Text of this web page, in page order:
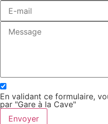
En validant ce formulaire,
par "Gare à la Cave"
Envoyer